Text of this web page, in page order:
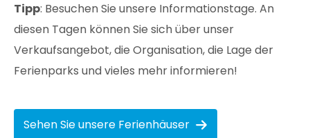
Tipp: Besuchen Sie unsere Informationstage. An
diesen Tagen können Sie sich über unser
Verkaufsangebot, die Organisation, die Lage der
Ferienparks und vieles mehr informieren!
Sehen Sie unsere Ferienhäuser